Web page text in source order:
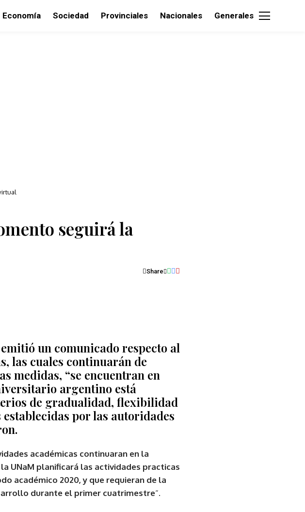
Economía Sociedad Provinciales Nacionales Generales
seguirá la
Share
un comunicado respecto al
las cuales continuarán de
medidas, “se encuentran en
argentino está
de gradualidad, flexibilidad
por las autoridades
académicas continuaran en la
UNaM planificará las actividades practicas
académico 2020, y que requieran de la
durante el primer cuatrimestre“.